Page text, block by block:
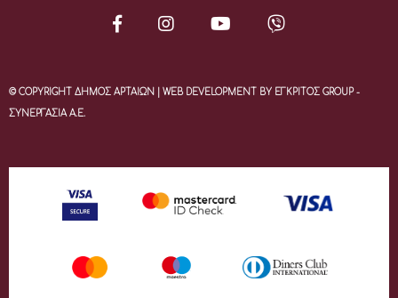
© COPYRIGHT ΔΗΜΟΣ ΑΡΤΑΙΩΝ | WEB DEVELOPMENT BY ΕΓΚΡΙΤΟΣ GROUP -
ΣΥΝΕΡΓΑΣΙΑ Α.Ε.